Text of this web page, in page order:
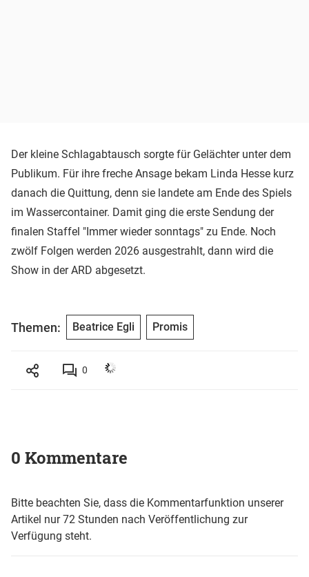
Der kleine Schlagabtausch sorgte für Gelächter unter dem
Publikum. Für ihre freche Ansage bekam Linda Hesse kurz
danach die Quittung, denn sie landete am Ende des Spiels
im Wassercontainer. Damit ging die erste Sendung der
finalen Staffel "Immer wieder sonntags" zu Ende. Noch
zwölf Folgen werden 2026 ausgestrahlt, dann wird die
Show in der ARD abgesetzt.
Themen: Beatrice Egli Promis
0
0 Kommentare
Bitte beachten Sie, dass die Kommentarfunktion unserer
Artikel nur 72 Stunden nach Veröffentlichung zur
Verfügung steht.